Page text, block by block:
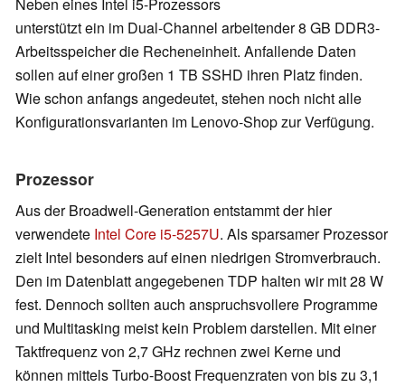
unterstützt ein im Dual-Channel arbeitender 8 GB DDR3-
Arbeitsspeicher die Recheneinheit. Anfallende Daten
sollen auf einer großen 1 TB SSHD ihren Platz finden.
Wie schon anfangs angedeutet, stehen noch nicht alle
Konfigurationsvarianten im Lenovo-Shop zur Verfügung.
Prozessor
Aus der Broadwell-Generation entstammt der hier
verwendete Intel Core i5-5257U. Als sparsamer Prozessor
zielt Intel besonders auf einen niedrigen Stromverbrauch.
Den im Datenblatt angegebenen TDP halten wir mit 28 W
fest. Dennoch sollten auch anspruchsvollere Programme
und Multitasking meist kein Problem darstellen. Mit einer
Taktfrequenz von 2,7 GHz rechnen zwei Kerne und
können mittels Turbo-Boost Frequenzraten von bis zu 3,1